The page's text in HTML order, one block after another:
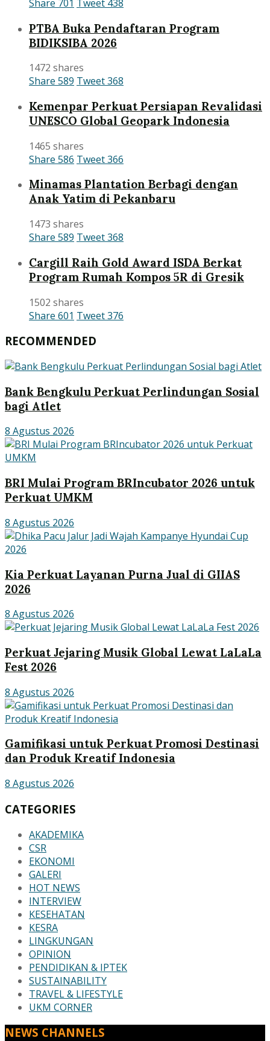
Share 701 Tweet 438
PTBA Buka Pendaftaran Program
BIDIKSIBA 2026
1472 shares
Share 589 Tweet368
Kemenpar Perkuat Persiapan Revalidasi
UNESCO Global Geopark Indonesia
1465 shares
Share 586 Tweet366
Minamas Plantation Berbagi dengan
Anak Yatim di Pekanbaru
1473 shares
Share 589 Tweet368
Cargill Raih Gold Award ISDA Berkat
Program Rumah Kompos 5R di Gresik
1502 shares
Share 601 Tweet376
RECOMMENDED
Bank Bengkulu Perkuat Perlindungan Sosial
bagi Atlet
8 Agustus 2026
BRI Mulai Program BRIncubator 2026 untuk
Perkuat UMKM
8 Agustus 2026
Kia Perkuat Layanan Purna Jual di GIIAS
2026
8 Agustus 2026
Perkuat Jejaring Musik Global Lewat LaLaLa
Fest 2026
8 Agustus 2026
Gamifikasi untuk Perkuat Promosi Destinasi
dan Produk Kreatif Indonesia
8 Agustus 2026
CATEGORIES
AKADEMIKA
CSR
EKONOMI
GALERI
HOT NEWS
INTERVIEW
KESEHATAN
KESRA
LINGKUNGAN
OPINION
PENDIDIKAN & IPTEK
SUSTAINABILITY
TRAVEL & LIFESTYLE
UKM CORNER
NEWS CHANNELS